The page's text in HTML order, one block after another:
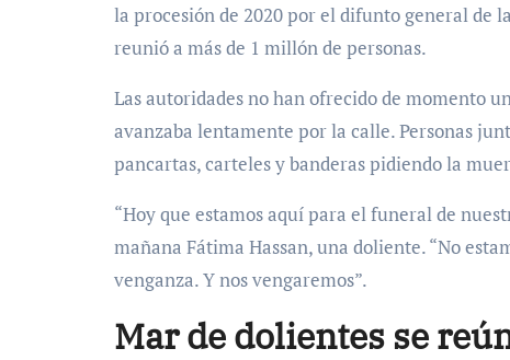
la procesión de 2020 por el difunto general de
reunió a más de 1 millón de personas.
Las autoridades no han ofrecido de momento
avanzaba lentamente por la calle. Personas
pancartas, carteles y banderas pidiendo la
“Hoy que estamos aquí para el funeral de
mañana Fátima Hassan, una doliente. “No
venganza. Y nos vengaremos”.
Mar de dolientes se